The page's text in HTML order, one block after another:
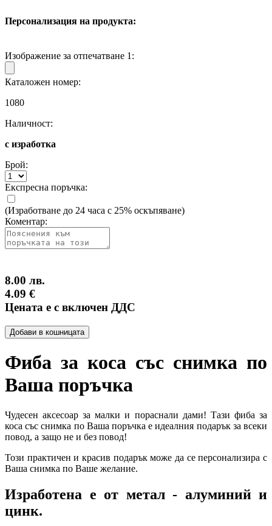
Персонализация на продукта:
Изображение за отпечатване 1:
Каталожен номер:
1080
Наличност:
с изработка
Брой:
Експресна поръчка:
(Изработване до 24 часа с 25% оскъпяване)
Коментар:
8.00 лв.
4.09 €
Цената е с включен ДДС
Добави в кошницата
Фиба за коса със снимка по
Ваша поръчка
Чудесен аксесоар за малки и пораснали дами! Тази фиба за
коса със снимка по Ваша поръчка е идеалния подарък за всеки
повод, а защо не и без повод!
Този практичен и красив подарък може да се персонализира с
Ваша снимка по Ваше желание.
Изработена е от метал - алуминий и
цинк.